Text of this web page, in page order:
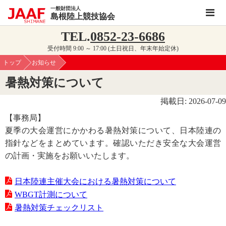
一般財団法人
島根陸上競技協会
TEL.0852-23-6686
受付時間 9:00 ～ 17:00 (土日祝日、年末年始定休)
トップ
お知らせ
暑熱対策について
掲載日: 2026-07-09
【事務局】
夏季の大会運営にかかわる暑熱対策について、日本陸連の
指針などをまとめています。確認いただき安全な大会運営
の計画・実施をお願いいたします。
日本陸連主催大会における暑熱対策について
WBGT計測について
暑熱対策チェックリスト